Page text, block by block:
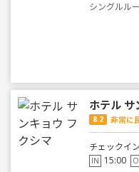
シングルル
ホテル サ
8.2 非常に
チェックイ
IN 15:00